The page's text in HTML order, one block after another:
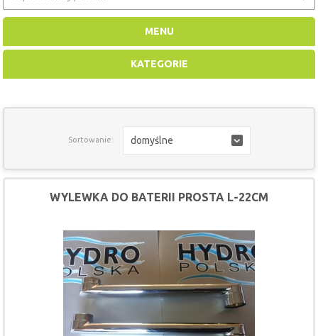
MENU
KATEGORIE
Sortowanie: domyślne
WYLEWKA DO BATERII PROSTA L-22CM